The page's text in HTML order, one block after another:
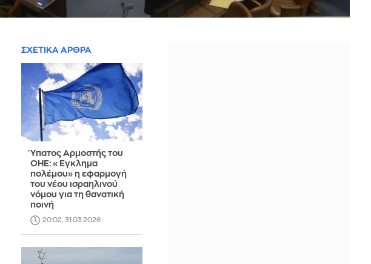
ΣΧΕΤΙΚΑ ΑΡΘΡΑ
Ύπατος Αρμοστής του
ΟΗΕ: «Εγκλημα
πολέμου» η εφαρμογή
του νέου ισραηλινού
νόμου για τη θανατική
ποινή
20:02, 31.03.2026